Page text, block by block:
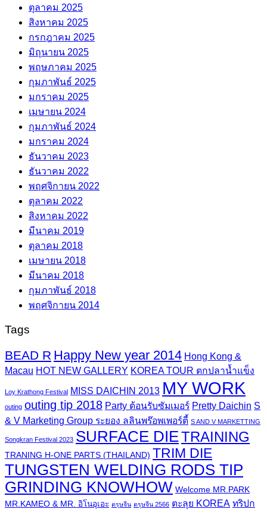
ตุลาคม 2025
สิงหาคม 2025
กรกฎาคม 2025
มิถุนายน 2025
พฤษภาคม 2025
กุมภาพันธ์ 2025
มกราคม 2025
เมษายน 2024
กุมภาพันธ์ 2024
มกราคม 2024
ธันวาคม 2023
ธันวาคม 2022
พฤศจิกายน 2022
ตุลาคม 2022
สิงหาคม 2022
มีนาคม 2019
ตุลาคม 2018
เมษายน 2018
มีนาคม 2018
กุมภาพันธ์ 2018
พฤศจิกายน 2014
Tags
BEAD R Happy New year 2014 Hong Kong &
Macau HOT NEW GALLERY KOREA TOUR ตกปลาน้ำแข็ง
Loy Krathong Festival MISS DAICHIN 2013 MY WORK
outing outing tip 2018 Party ต้อนรับซัมเมอร์ Pretty Daichin S
& V Marketing Group ระยอง ลลินพร๊อพเพอร์ตี้ S AND V MARKETTING
Songkran Festival 2023 SURFACE DIETRAINING
TRANING H-ONE PARTS (THAILAND) TRIM DIE
TUNGSTEN WELDING RODS TIP
GRINDING KNOWHOW Welcome MR.PARK
MR.KAMEO & MR. อิโนอุเอะ ตรุษจีน ตรุษจีน 2566 ตะลุย KOREA ทริปก